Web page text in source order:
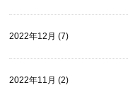
2022年12月 (7)
2022年11月 (2)